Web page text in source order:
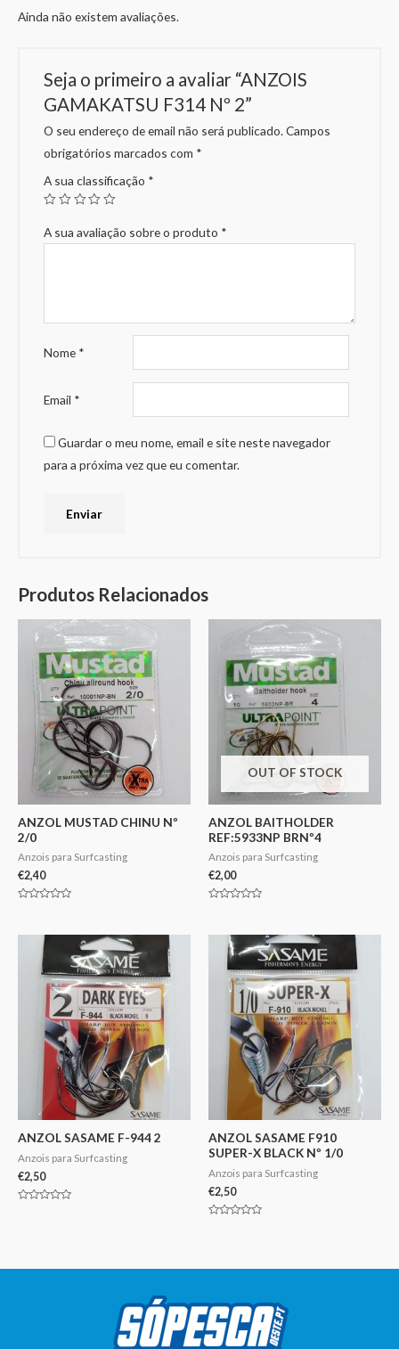
Ainda não existem avaliações.
Seja o primeiro a avaliar “ANZOIS
GAMAKATSU F314 Nº 2”
O seu endereço de email não será publicado. Campos
obrigatórios marcados com *
A sua classificação *
A sua avaliação sobre o produto *
Nome *
Email *
Guardar o meu nome, email e site neste navegador
para a próxima vez que eu comentar.
Produtos Relacionados
ANZOL MUSTAD CHINU Nº
2/0
Anzois para Surfcasting
€2,40
5
OUT OF STOCK
ANZOL BAITHOLDER
REF:5933NP BRNº4
Anzois para Surfcasting
€2,00
5
ANZOL SASAME F-944 2
Anzois para Surfcasting
€2,50
ANZOL SASAME F910
SUPER-X BLACK Nº 1/0
Anzois para Surfcasting
€2,50